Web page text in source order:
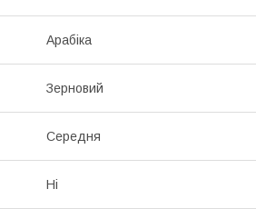
Арабіка
Зерновий
Середня
Ні